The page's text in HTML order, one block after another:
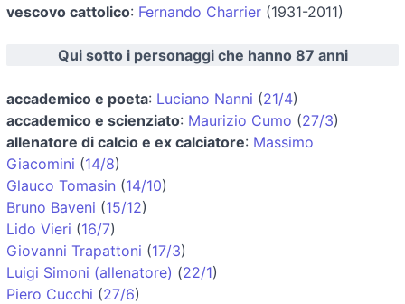
vescovo cattolico: Fernando Charrier (1931-2011)
Qui sotto i personaggi che hanno 87 anni
accademico e poeta: Luciano Nanni (21/4)
accademico e scienziato: Maurizio Cumo (27/3)
allenatore di calcio e ex calciatore: Massimo
Giacomini (14/8)
Glauco Tomasin (14/10)
Bruno Baveni (15/12)
Lido Vieri (16/7)
Giovanni Trapattoni (17/3)
Luigi Simoni (allenatore) (22/1)
Piero Cucchi (27/6)